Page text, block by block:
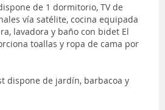
de 1 dormitorio, TV de
vía satélite, cocina equipada
lavadora y baño con bidet El
toallas y ropa de cama por
dispone de jardín, barbacoa y